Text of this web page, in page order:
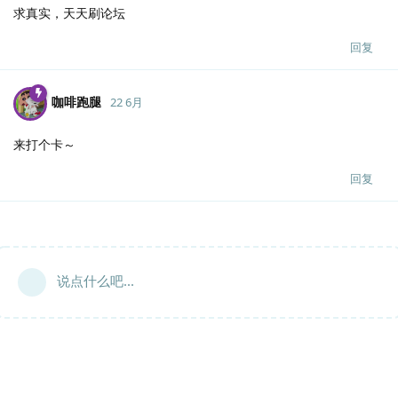
求真实，天天刷论坛
回复
咖啡跑腿 22 6月
来打个卡～
回复
说点什么吧...